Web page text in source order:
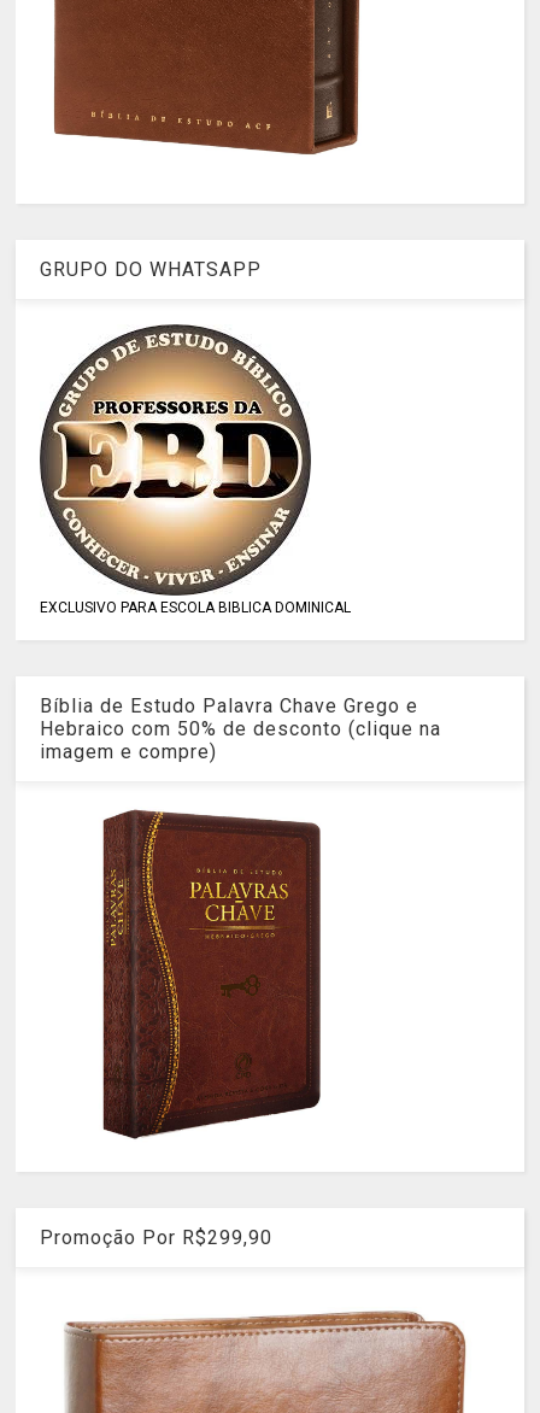
GRUPO DO WHATSAPP
EXCLUSIVO PARA ESCOLA BIBLICA DOMINICAL
Bíblia de Estudo Palavra Chave Grego e
Hebraico com 50% de desconto (clique na
imagem e compre)
Promoção Por R$299,90